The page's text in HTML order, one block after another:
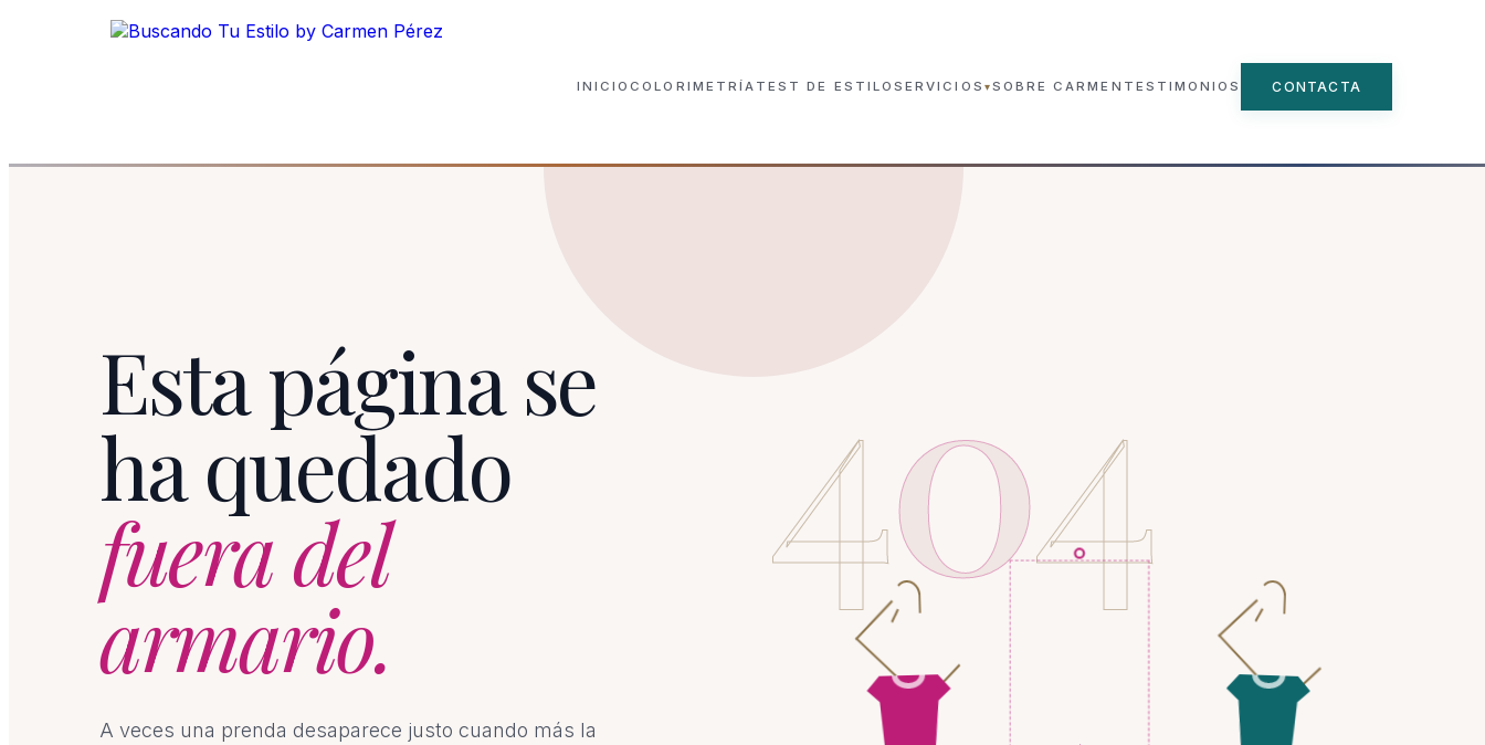
INICIOCOLORIMETRÍA TEST DE ESTILOSERVICIOS ▾SOBRE CARMEN TESTIMONIOS CONTACTA
Esta página se
ha quedado
fuera del
armario.
A veces una prenda desaparece justo cuando más la
404